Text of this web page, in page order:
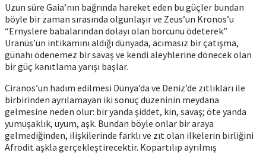
Uzun süre Gaia’nın bağrında hareket eden bu güçler bundan
böyle bir zaman sırasında olgunlaşır ve Zeus’un Kronos’u
“Ernyslere babalarından dolayı olan borcunu ödeterek”
Uranüs’ün intikamını aldığı dünyada, acımasız bir çatışma,
günahı ödenemez bir savaş ve kendi aleyhlerine dönecek olan
bir güç kanıtlama yarışı başlar.
Ciranos’un hadım edilmesi Dünya’da ve Deniz’de zıtlıkları ile
birbirinden ayrılamayan iki sonuç düzeninin meydana
gelmesine neden olur: bir yanda şiddet, kin, savaş; öte yanda
yumuşaklık, uyum, aşk. Bundan böyle onlar bir araya
gelmediğinden, ilişkilerinde farklı ve zıt olan ilkelerin birliğini
Afrodit aşkla gerçekleştirecektir. Kopartılıp ayrılmış